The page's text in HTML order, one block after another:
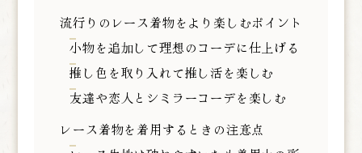
流行りのレース着物をより楽しむポイント
小物を追加して理想のコーデに仕上げる
推し色を取り入れて推し活を楽しむ
友達や恋人とシミラーコーデを楽しむ
レース着物を着用するときの注意点